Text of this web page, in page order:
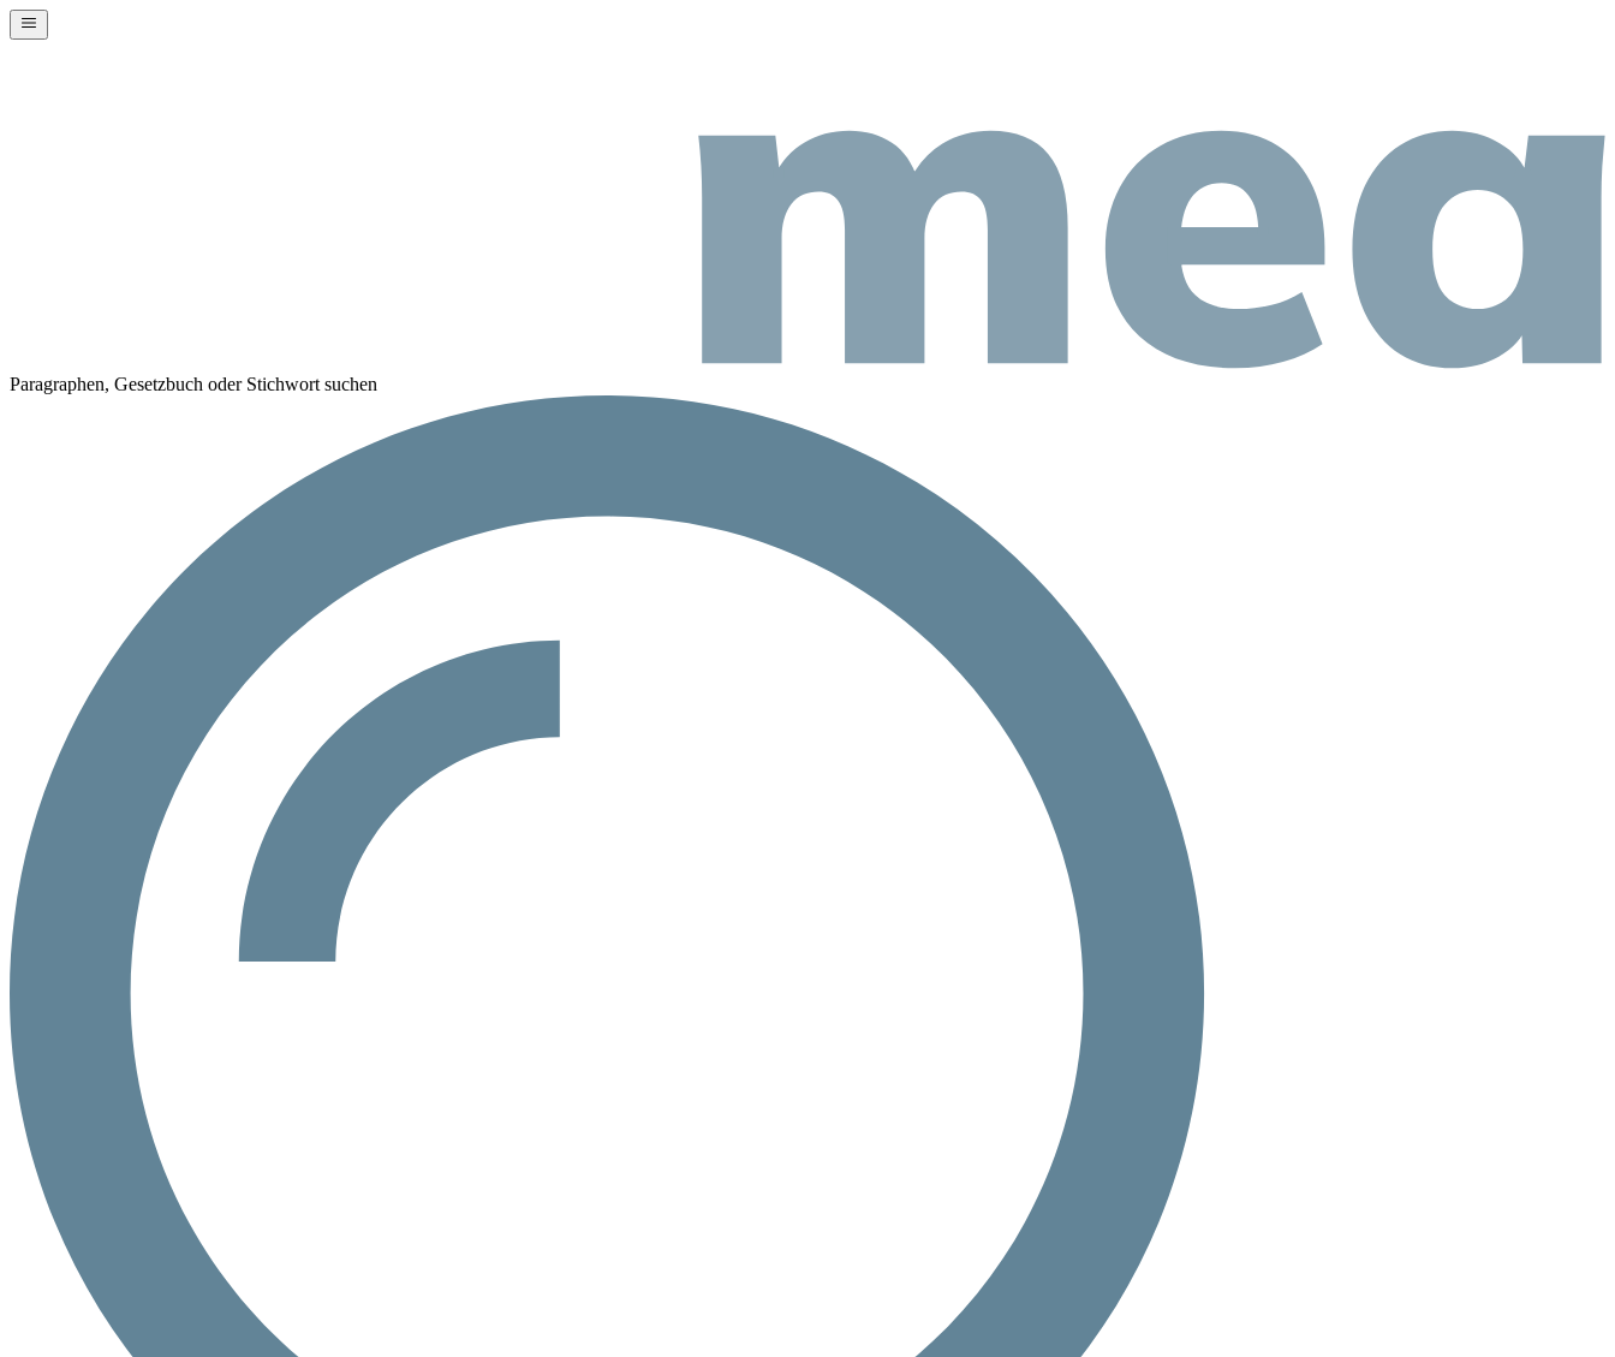
Paragraphen, Gesetzbuch oder Stichwort suchen